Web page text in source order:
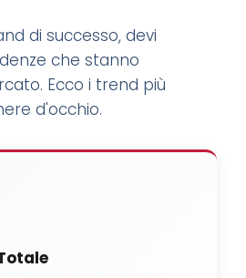
di successo, devi
che stanno
Ecco i trend più
d'occhio.